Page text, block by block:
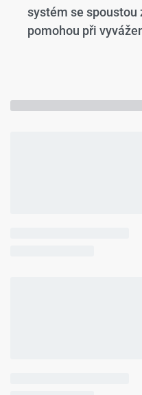
systém se spoustou
pomohou při